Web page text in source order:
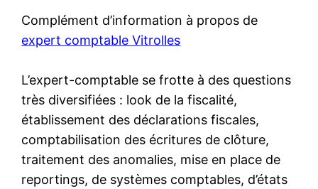
Complément d’information à propos de
expert comptable Vitrolles
L’expert-comptable se frotte à des questions
très diversifiées : look de la fiscalité,
établissement des déclarations fiscales,
comptabilisation des écritures de clôture,
traitement des anomalies, mise en place de
reportings, de systèmes comptables, d’états